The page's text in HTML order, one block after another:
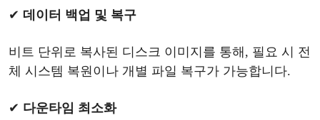
✔ 데이터 백업 및 복구
비트 단위로 복사된 디스크 이미지를 통해 , 필요 시 전
체 시스템 복원이나 개별 파일 복구가 가능합니다.
✔ 다운타임 최소화